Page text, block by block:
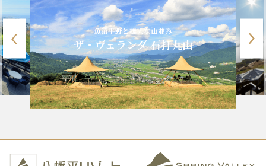
魚沼平野と雄大な山並み
ザ・ヴェランダ 石打丸山